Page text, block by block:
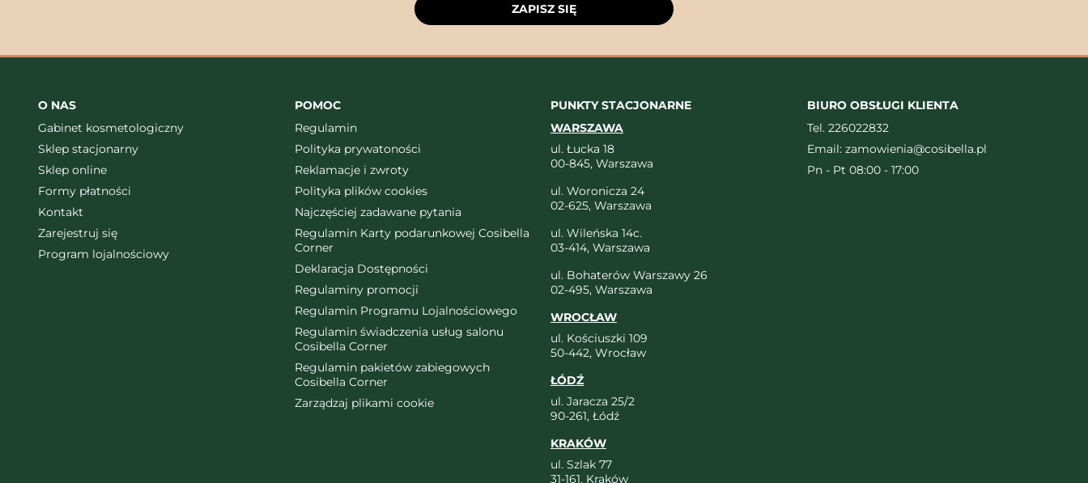
ZAPISZ SIĘ
O NAS
Gabinet kosmetologiczny
Sklep stacjonarny
Sklep online
Formy płatności
Kontakt
Zarejestruj się
Program lojalnościowy
POMOC
Regulamin
Polityka prywatoności
Reklamacje i zwroty
Polityka plików cookies
Najczęściej zadawane pytania
Regulamin Karty podarunkowej Cosibella
Corner
Deklaracja Dostępności
Regulaminy promocji
Regulamin Programu Lojalnościowego
Regulamin świadczenia usług salonu
Cosibella Corner
Regulamin pakietów zabiegowych
Cosibella Corner
Zarządzaj plikami cookie
PUNKTY STACJONARNE
WARSZAWA
ul. Łucka 18
00-845, Warszawa
ul. Woronicza 24
02-625, Warszawa
ul. Wileńska 14c.
03-414, Warszawa
ul. Bohaterów Warszawy 26
02-495, Warszawa
WROCŁAW
ul. Kościuszki 109
50-442, Wrocław
ŁÓDŹ
ul. Jaracza 25/2
90-261, Łódź
KRAKÓW
ul. Szlak 77
31-161, Kraków
BIURO OBSŁUGI KLIENTA
Tel. 226022832
Email: zamowienia@cosibella.pl
Pn - Pt 08:00 - 17:00